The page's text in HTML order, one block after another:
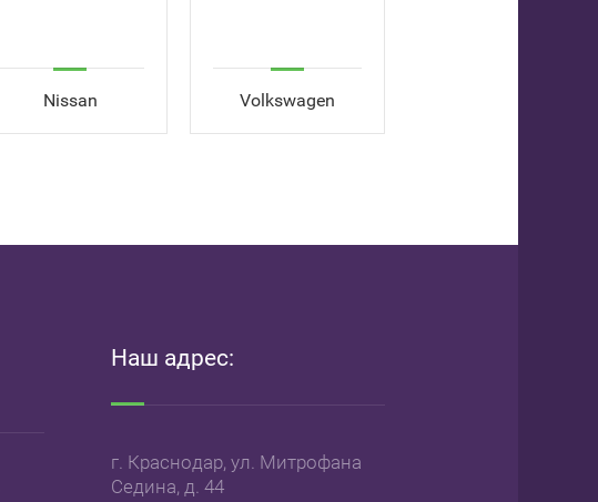
Nissan Volkswagen
Наш адрес:
г. Краснодар, ул. Митрофана
Седина, д. 44